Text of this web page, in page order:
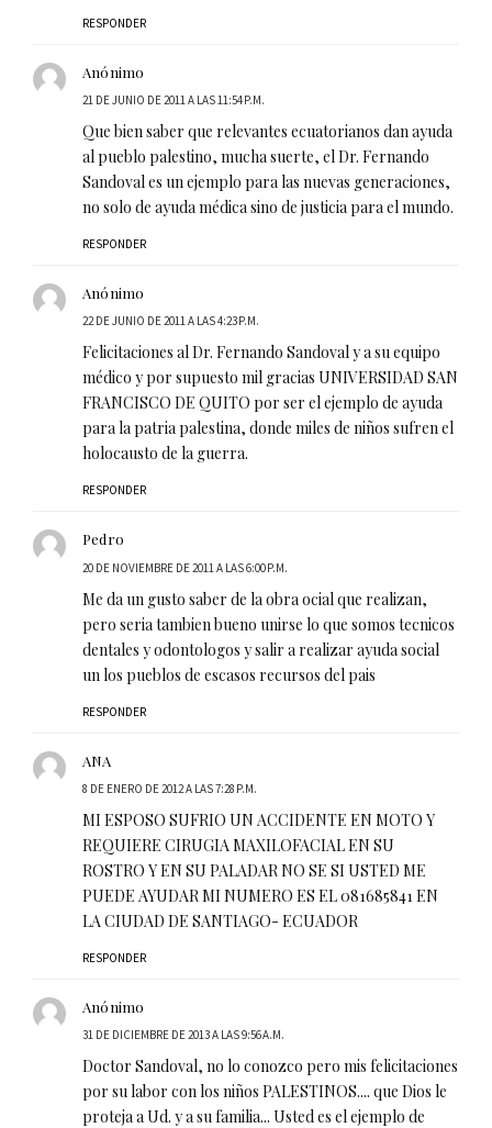
RESPONDER
Anónimo
21 DE JUNIO DE 2011 A LAS 11:54 P.M.
Que bien saber que relevantes ecuatorianos dan ayuda
al pueblo palestino, mucha suerte, el Dr. Fernando
Sandoval es un ejemplo para las nuevas generaciones,
no solo de ayuda médica sino de justicia para el mundo.
RESPONDER
Anónimo
22 DE JUNIO DE 2011 A LAS 4:23 P.M.
Felicitaciones al Dr. Fernando Sandoval y a su equipo
médico y por supuesto mil gracias UNIVERSIDAD SAN
FRANCISCO DE QUITO por ser el ejemplo de ayuda
para la patria palestina, donde miles de niños sufren el
holocausto de la guerra.
RESPONDER
Pedro
20 DE NOVIEMBRE DE 2011 A LAS 6:00 P.M.
Me da un gusto saber de la obra ocial que realizan,
pero seria tambien bueno unirse lo que somos tecnicos
dentales y odontologos y salir a realizar ayuda social
un los pueblos de escasos recursos del pais
RESPONDER
ANA
8 DE ENERO DE 2012 A LAS 7:28 P.M.
MI ESPOSO SUFRIO UN ACCIDENTE EN MOTO Y
REQUIERE CIRUGIA MAXILOFACIAL EN SU
ROSTRO Y EN SU PALADAR NO SE SI USTED ME
PUEDE AYUDAR MI NUMERO ES EL 081685841 EN
LA CIUDAD DE SANTIAGO- ECUADOR
RESPONDER
Anónimo
31 DE DICIEMBRE DE 2013 A LAS 9:56 A.M.
Doctor Sandoval, no lo conozco pero mis felicitaciones
por su labor con los niños PALESTINOS.... que Dios le
proteja a Ud. y a su familia... Usted es el ejemplo de